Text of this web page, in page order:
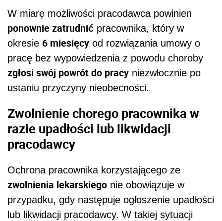
W miarę możliwości pracodawca powinien
ponownie zatrudnić pracownika, który w
okresie 6 miesięcy od rozwiązania umowy o
pracę bez wypowiedzenia z powodu choroby
zgłosi swój powrót do pracy niezwłocznie po
ustaniu przyczyny nieobecności.
Zwolnienie chorego pracownika w
razie upadłości lub likwidacji
pracodawcy
Ochrona pracownika korzystającego ze
zwolnienia lekarskiego nie obowiązuje w
przypadku, gdy następuje ogłoszenie upadłości
lub likwidacji pracodawcy. W takiej sytuacji